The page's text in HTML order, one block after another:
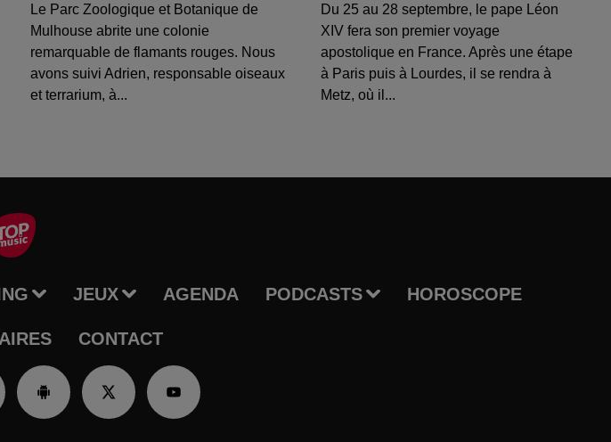
Le Parc Zoologique et Botanique de
Mulhouse abrite une colonie
remarquable de flamants rouges. Nous
avons suivi Adrien, responsable oiseaux
et terrarium, à...
Du 25 au 28 septembre, le pape Léon
XIV fera son premier voyage
apostolique en France. Après une étape
à Paris puis à Lourdes, il se rendra à
Metz, où il...
JEUX AGENDA PODCASTS HOROSCOPE
CONTACT